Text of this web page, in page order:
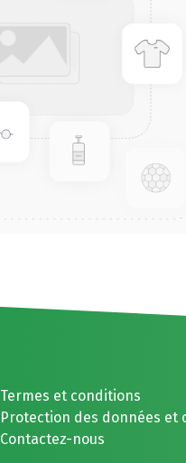
Termes et conditions
Protection des données et
Contactez-nous